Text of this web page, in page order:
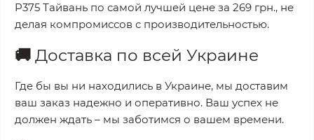
P375 Тайвань по самой лучшей цене за 269 грн., не
делая компромиссов с производительностью.
🚚 Доставка по всей Украине
Где бы вы ни находились в Украине, мы доставим
ваш заказ надежно и оперативно. Ваш успех не
должен ждать – мы заботимся о вашем времени.